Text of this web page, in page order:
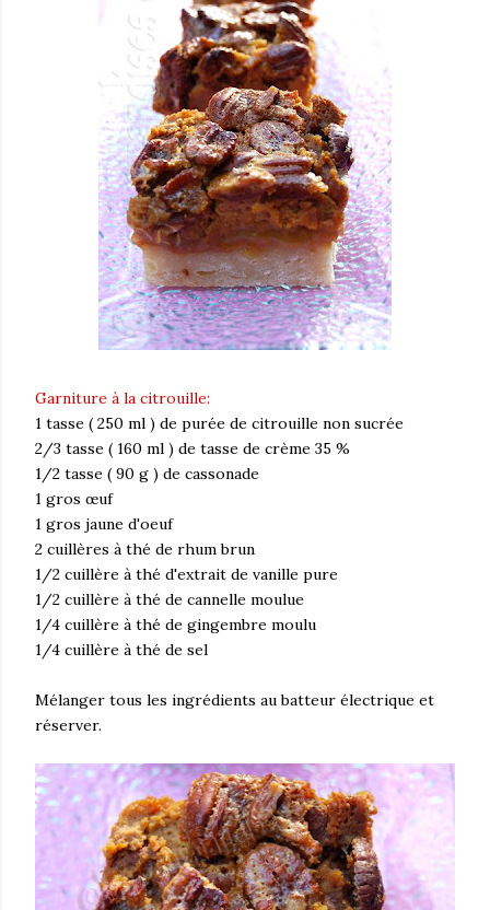
Garniture à la citrouille:
1 tasse ( 250 ml ) de purée de citrouille non sucrée
2/3 tasse ( 160 ml ) de tasse de crème 35 %
1/2 tasse ( 90 g ) de cassonade
1 gros œuf
1 gros jaune d'oeuf
2 cuillères à thé de rhum brun
1/2 cuillère à thé d'extrait de vanille pure
1/2 cuillère à thé de cannelle moulue
1/4 cuillère à thé de gingembre moulu
1/4 cuillère à thé de sel
Mélanger tous les ingrédients au batteur électrique et
réserver.